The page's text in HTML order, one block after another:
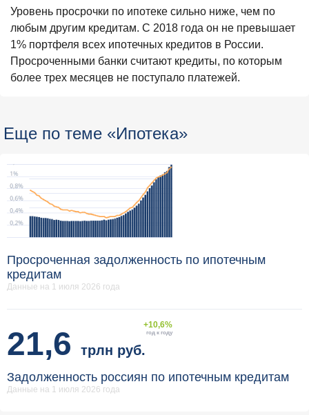
Уровень просрочки по ипотеке сильно ниже, чем по
любым другим кредитам. С 2018 года он не превышает
1% портфеля всех ипотечных кредитов в России.
Просроченными банки считают кредиты, по которым
более трех месяцев не поступало платежей.
Еще по теме «Ипотека»
Просроченная задолженность по ипотечным
кредитам
Данные на 1 июля 2026 года
21,6 трлн руб.
+10,6%
год к году
Задолженность россиян по ипотечным кредитам
Данные на 1 июля 2026 года